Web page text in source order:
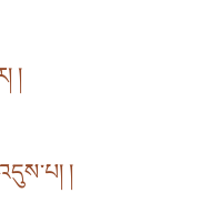
།
།